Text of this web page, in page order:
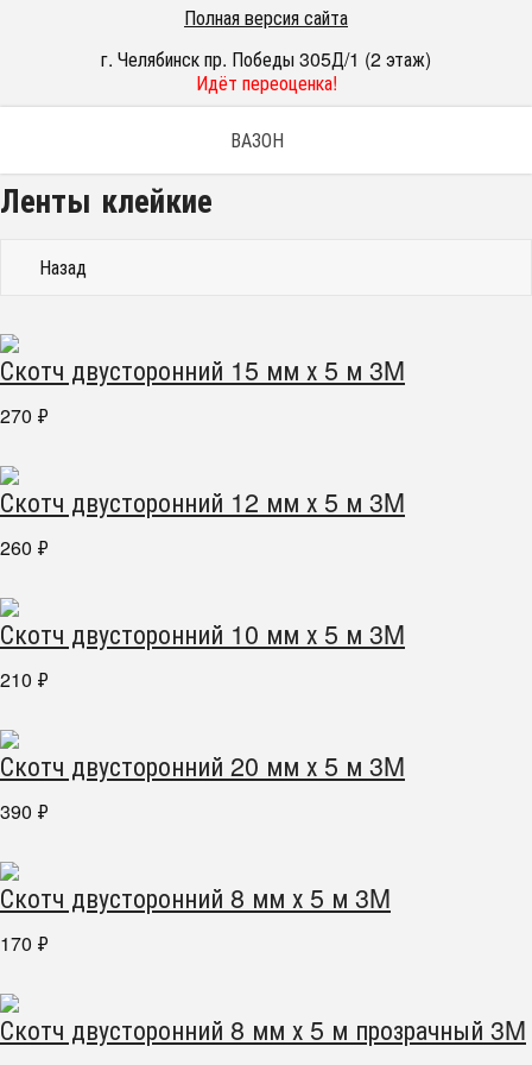
Полная версия сайта
г. Челябинск пр. Победы 305Д/1 (2 этаж)
Идёт переоценка!
ВАЗОН
Ленты клейкие
Назад
Скотч двусторонний 15 мм х 5 м 3M
270 ₽
Скотч двусторонний 12 мм х 5 м 3M
260 ₽
Скотч двусторонний 10 мм х 5 м 3M
210 ₽
Скотч двусторонний 20 мм х 5 м 3M
390 ₽
Скотч двусторонний 8 мм х 5 м 3M
170 ₽
Скотч двусторонний 8 мм х 5 м прозрачный 3M